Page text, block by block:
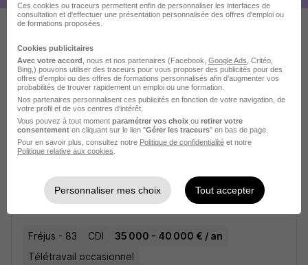
Ces offres pourraient aussi
vous intéresser
Collaborateur Comptable Confirme
H/F
Mayer Consulting
Fréjus - 83 CDI
35 000 - 40 000 € / an
Télétravail occasionnel
Ces cookies ou traceurs permettent enfin de personnaliser les interfaces de
consultation et d'effectuer une présentation personnalisée des offres d'emploi ou
de formations proposées.
Cookies publicitaires
Avec votre accord , nous et nos partenaires (Facebook, Google Ads , Critéo,
Bing,) pouvons utiliser des traceurs pour vous proposer des publicités pour des
offres d’emploi ou des offres de formations personnalisés afin d’augmenter vos
probabilités de trouver rapidement un emploi ou une formation.
Nos partenaires personnalisent ces publicités en fonction de votre navigation, de
votre profil et de vos centres d’intérêt.
Vous pouvez à tout moment paramétrer vos choix ou retirer votre
consentement en cliquant sur le lien "Gérer les traceurs" en bas de page.
Pour en savoir plus, consultez notre Politique de confidentialité et notre
Politique relative aux cookies
Personnaliser mes choix Tout accepter